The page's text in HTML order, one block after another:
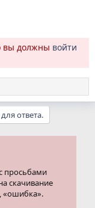
вы должны войти
ответа.
просьбами
скачивание
«ошибка».